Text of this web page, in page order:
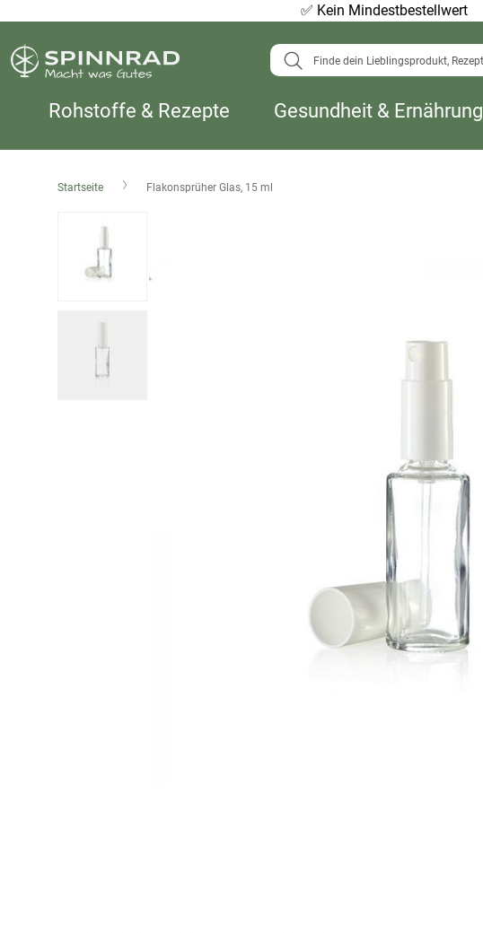
✅ Kein Mindestbestellwert
Suche
Rohstoffe & Rezepte Gesundheit & Ernährung
Startseite Flakonsprüher Glas, 15 ml